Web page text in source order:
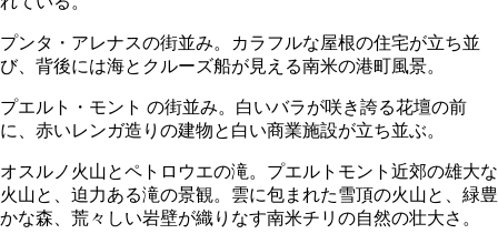
プンタ・アレナスの街並み。カラフルな屋根の住宅が立ち並
び、背後には海とクルーズ船が見える南米の港町風景。
プエルト・モント の街並み。白いバラが咲き誇る花壇の前
に、赤いレンガ造りの建物と白い商業施設が立ち並ぶ。
オスルノ火山とペトロウエの滝。プエルトモント近郊の雄大な
火山と、迫力ある滝の景観。雲に包まれた雪頂の火山と、緑豊
かな森、荒々しい岩壁が織りなす南米チリの自然の壮大さ。